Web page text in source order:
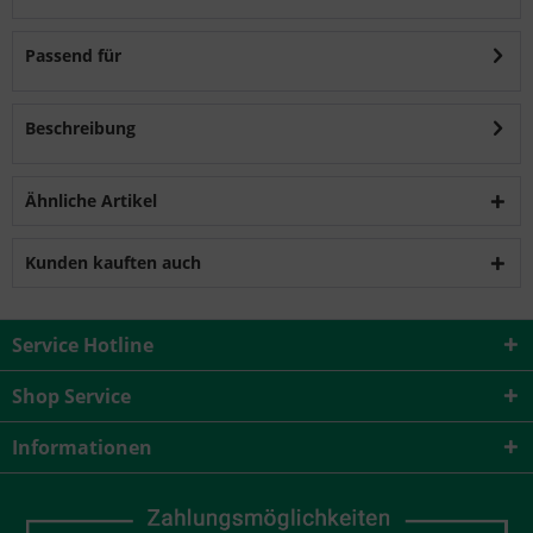
Passend für
Beschreibung
Ähnliche Artikel
Kunden kauften auch
Service Hotline
Shop Service
Informationen